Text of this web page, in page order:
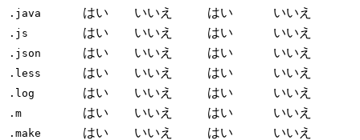
.java はい いいえ はい いいえ
.js はい いいえ はい いいえ
.json はい いいえ はい いいえ
.less はい いいえ はい いいえ
.log はい いいえ はい いいえ
.m はい いいえ はい いいえ
.make はい いいえ はい いいえ